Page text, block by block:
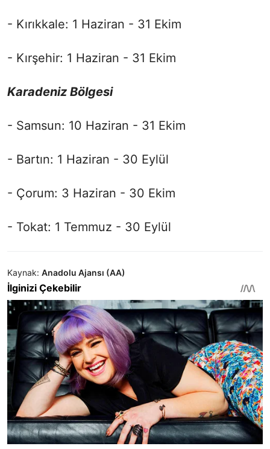
- Kırıkkale: 1 Haziran - 31 Ekim
- Kırşehir: 1 Haziran - 31 Ekim
Karadeniz Bölgesi
- Samsun: 10 Haziran - 31 Ekim
- Bartın: 1 Haziran - 30 Eylül
- Çorum: 3 Haziran - 30 Ekim
- Tokat: 1 Temmuz - 30 Eylül
Kaynak: Anadolu Ajansı (AA)